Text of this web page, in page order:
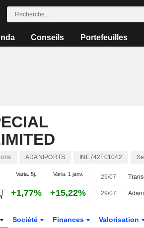
Conseils Portefeuilles
ADANIPORTS INE742F01042
Varia. 5j. Varia. 1 janv.
+1,77% +15,22%
29/07
29/07
Société Finances Valorisation